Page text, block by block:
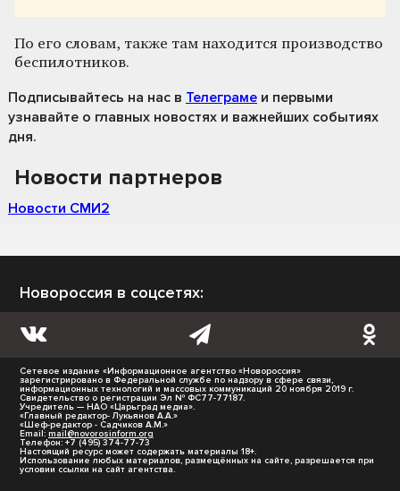
По его словам, также там находится производство
беспилотников.
Подписывайтесь на нас в Телеграме и первыми
узнавайте о главных новостях и важнейших событиях
дня.
Новости партнеров
Новости СМИ2
Новороссия в соцсетях:
Сетевое издание «Информационное агентство «Новороссия»
зарегистрировано в Федеральной службе по надзору в сфере связи,
информационных технологий и массовых коммуникаций 20 ноября 2019 г.
Свидетельство о регистрации Эл № ФС77-77187.
Учредитель — НАО «Царьград медиа».
«Главный редактор- Лукьянов А.А.»
«Шеф-редактор - Садчиков А.М.»
Email: mail@novorosinform.org
Телефон: +7 (495) 374-77-73
Настоящий ресурс может содержать материалы 18+.
Использование любых материалов, размещённых на сайте, разрешается при
условии ссылки на сайт агентства.